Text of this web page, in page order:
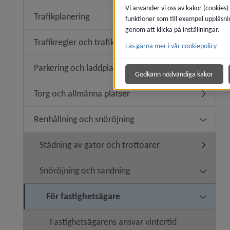
Trafikplanering
Trafikregler och trafiksäkerhet
Parkering och laddplats
Torg och allmänna platser
Renhållning och snöröjning
Städning av gator och trottoarer
Snöröjning och sandning
För fastighetsägare
Fastighetsägarens ansvar vintertid
Vi använder vi oss av kakor
funktioner som till exempel
genom att klicka på inställningar.
Läs gärna mer i vår cookiepolicy
Godkänn nödvändiga kakor